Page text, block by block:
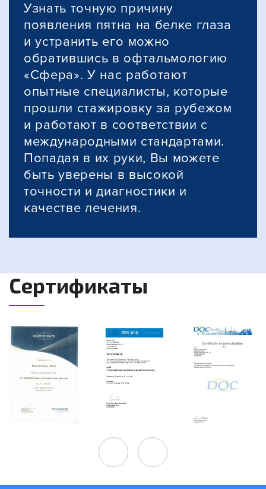
Узнать точную причину
появления пятна на белке глаза
и устранить его можно
обратившись в офтальмологию
«Сфера». У нас работают
опытные специалисты, которые
прошли стажировку за рубежом
и работают в соответствии с
международными стандартами.
Попадая в их руки, Вы можете
быть уверены в высокой
точности и диагностики и
качестве лечения.
Сертификаты